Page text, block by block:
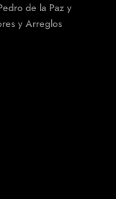
de la Paz y
y Arreglos